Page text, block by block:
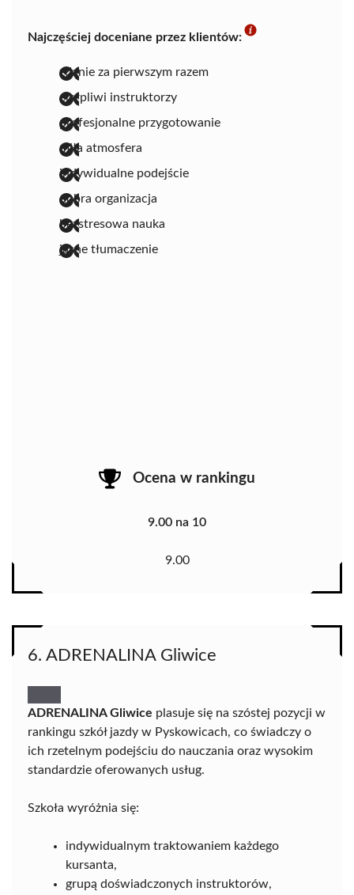
Najczęściej doceniane przez klientów:
zdanie za pierwszym razem
cierpliwi instruktorzy
profesjonalne przygotowanie
miła atmosfera
indywidualne podejście
dobra organizacja
bezstresowa nauka
jasne tłumaczenie
Ocena w rankingu
9.00 na 10
9.00
6. ADRENALINA Gliwice
ADRENALINA Gliwice plasuje się na szóstej pozycji w
rankingu szkół jazdy w Pyskowicach, co świadczy o
ich rzetelnym podejściu do nauczania oraz wysokim
standardzie oferowanych usług.
Szkoła wyróżnia się:
indywidualnym traktowaniem każdego
kursanta,
grupą doświadczonych instruktorów,